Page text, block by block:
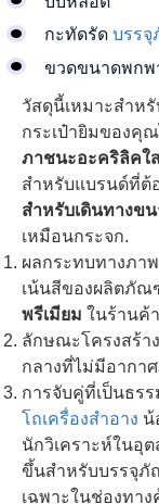
กะทัดรัด บรรจุ
ขวดขนาดพกพ
วัสดุนี้เหมาะสำห
กระเป๋ายิมของคุณ
ภาชนะอะคริลิคใ
สำหรับแบรนด์ที่ต้
สำหรับเดินทางขน
เหมือนกระจก.
ผลกระทบทางภา
เน้นสีของผลิตภัณ
พรีเมียม ในร้านค้
ลักษณะโครงสร้า
กลางที่ไม่มีอากา
การจับคู่ที่เป็นธร
โถเครื่องสำอาง น้
นักวิเคราะห์ในอุ
ขึ้นสำหรับบรรจุภั
เฉพาะในช่องทา